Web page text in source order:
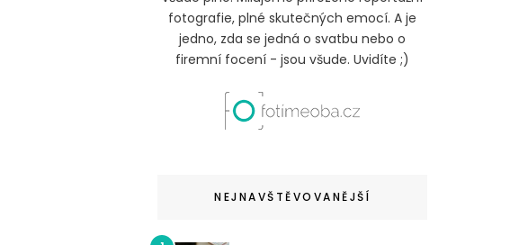
fotografie, plné skutečných emocí. A je
jedno, zda se jedná o svatbu nebo o
firemní focení - jsou všude. Uvidíte ;)
NEJNAVŠTĚVOVANĚJŠÍ